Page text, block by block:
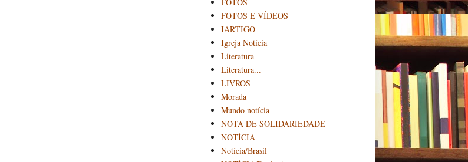
FOTOS
FOTOS E VÍDEOS
IARTIGO
Igreja Notícia
Literatura
Literatura...
LIVROS
Morada
Mundo notícia
NOTA DE SOLIDARIEDADE
NOTÍCIA
Notícia/Brasil